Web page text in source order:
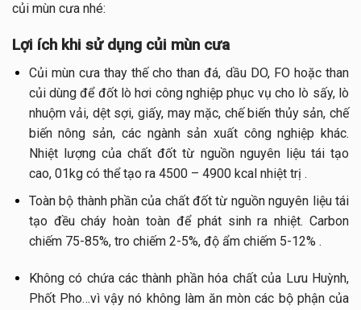
củi mùn cưa nhé:
Lợi ích khi sử dụng củi mùn cưa
Củi mùn cưa thay thế cho than đá, dầu DO, FO hoặc than
củi dùng để đốt lò hơi công nghiệp phục vụ cho lò sấy, lò
nhuộm vải, dệt sợi, giấy, may mặc, chế biến thủy sản, chế
biến nông sản, các ngành sản xuất công nghiệp khác.
Nhiệt lượng của chất đốt từ nguồn nguyên liệu tái tạo
cao, 01kg có thể tạo ra 4500 – 4900 kcal nhiệt trị .
Toàn bộ thành phần của chất đốt từ nguồn nguyên liệu tái
tạo đều cháy hoàn toàn để phát sinh ra nhiệt. Carbon
chiếm 75-85%, tro chiếm 2-5%, độ ẩm chiếm 5-12% .
Không có chứa các thành phần hóa chất của Lưu Huỳnh,
Phốt Pho…vì vậy nó không làm ăn mòn các bộ phận của